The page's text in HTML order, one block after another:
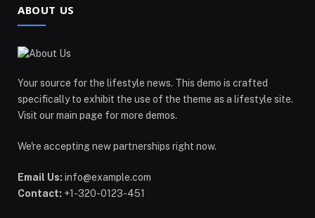
ABOUT US
Your source for the lifestyle news. This demo is crafted
specifically to exhibit the use of the theme as a lifestyle site.
Visit our main page for more demos.
We're accepting new partnerships right now.
Email Us: info@example.com
Contact: +1-320-0123-451